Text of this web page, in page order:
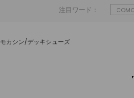
注目ワード：
モカシン/デッキシューズ